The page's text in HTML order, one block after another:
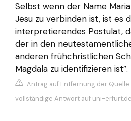
Selbst wenn der Name
Jesu zu verbinden ist, ist es
interpretierendes Postulat,
der in den
anderen frühchristlichen
Magdala zu identifizieren ist”.
Antrag auf Entfernung der Quelle
vollständige Antwort auf uni-